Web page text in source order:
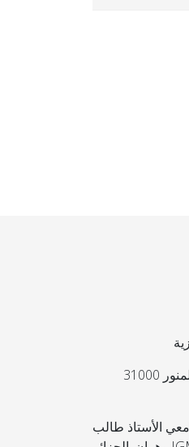
العنوان: ص ب 1524 المنور 31000
الأستاذ طالب